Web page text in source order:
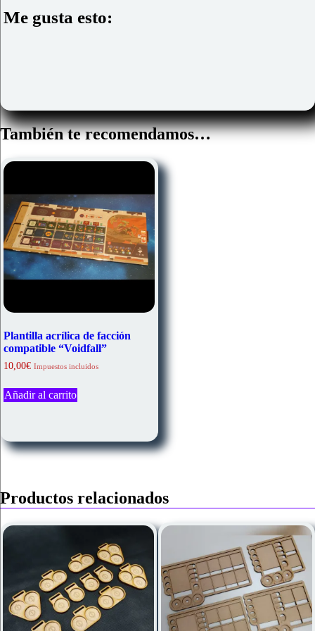
Me gusta esto:
También te recomendamos…
Plantilla acrílica de facción
compatible “Voidfall”
10,00€ Impuestos incluidos
Añadir al carrito
Productos relacionados